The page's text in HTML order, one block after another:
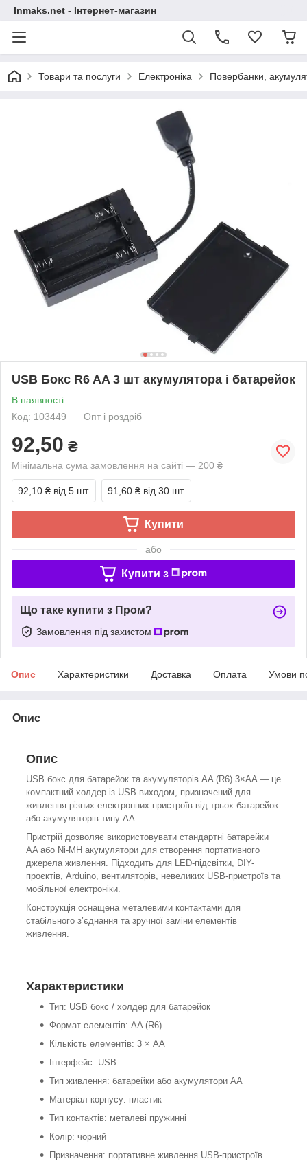
Inmaks.net - Інтернет-магазин
Товари та послуги Електроніка Повербанки,
USB Бокс R6 AA 3 шт акумулятора і батарейок
В наявності
Код: 103449
Опт і роздріб
92,50 ₴
Мінімальна сума замовлення на сайті — 200 ₴
92,10 ₴ від 5 шт. 91,60 ₴ від 30 шт.
Купити
або
Купити з
Що таке купити з Пром?
Замовлення під захистом
Опис Характеристики Доставка Оплата Умови
Опис
Опис
USB бокс для батарейок та акумуляторів AA (R6) 3×AA — це
компактний холдер із USB-виходом, призначений для
живлення різних електронних пристроїв від трьох батарейок
або акумуляторів типу AA.
Пристрій дозволяє використовувати стандартні батарейки
AA або Ni-MH акумулятори для створення портативного
джерела живлення. Підходить для LED-підсвітки, DIY-
проєктів, Arduino, вентиляторів, невеликих USB-пристроїв та
мобільної електроніки.
Конструкція оснащена металевими контактами для
стабільного з’єднання та зручної заміни елементів
живлення.
Характеристики
Тип: USB бокс / холдер для батарейок
Формат елементів: AA (R6)
Кількість елементів: 3 × AA
Інтерфейс: USB
Тип живлення: батарейки або акумулятори AA
Матеріал корпусу: пластик
Тип контактів: металеві пружинні
Колір: чорний
Призначення: портативне живлення USB-пристроїв